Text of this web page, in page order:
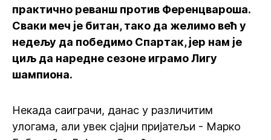
практично реванш против Ференцвароша.
Сваки меч је битан, тако да желимо већ у
недељу да победимо Спартак, јер нам је
циљ да наредне сезоне играмо Лигу
шампиона.
Некада саиграчи, данас у различитим
улогама, али увек сјајни пријатељи - Марко